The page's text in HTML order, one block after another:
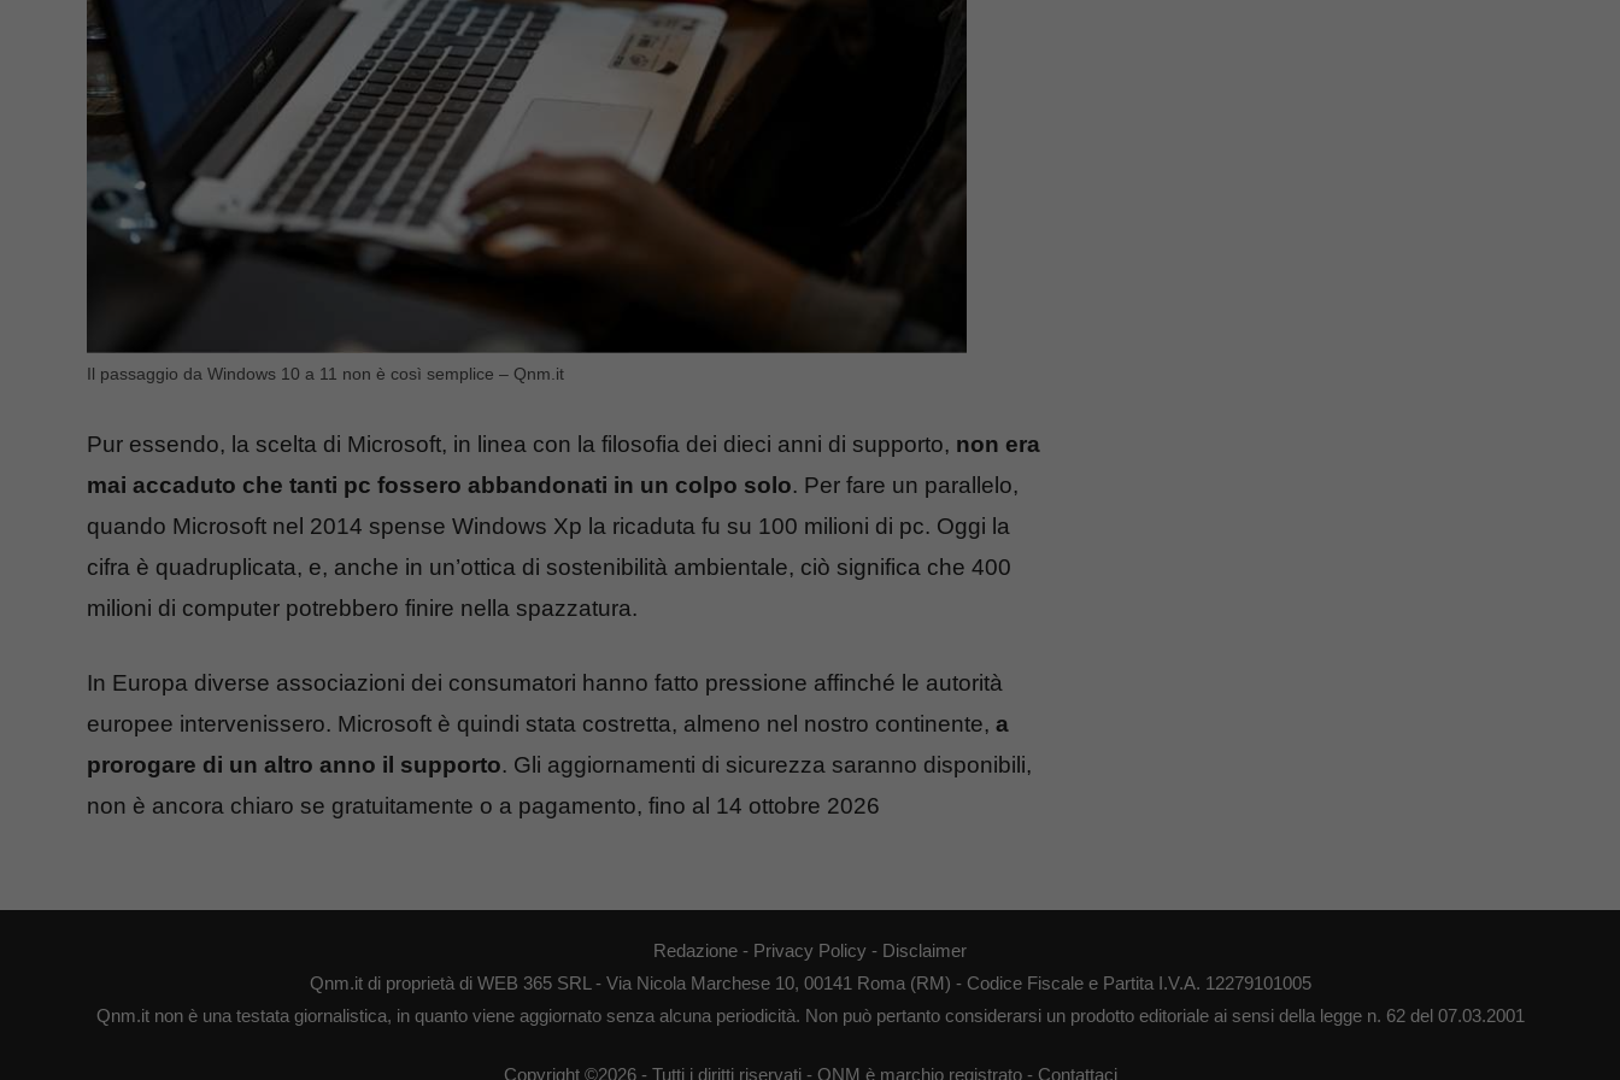
Il passaggio da Windows 10 a 11 non è così semplice – Qnm.it
Pur essendo, la scelta di Microsoft, in linea con la filosofia dei dieci anni di supporto, non era
mai accaduto che tanti pc fossero abbandonati in un colpo solo. Per fare un parallelo,
quando Microsoft nel 2014 spense Windows Xp la ricaduta fu su 100 milioni di pc. Oggi la
cifra è quadruplicata, e, anche in un’ottica di sostenibilità ambientale, ciò significa che 400
milioni di computer potrebbero finire nella spazzatura.
In Europa diverse associazioni dei consumatori hanno fatto pressione affinché le autorità
europee intervenissero. Microsoft è quindi stata costretta, almeno nel nostro continente, a
prorogare di un altro anno il supporto. Gli aggiornamenti di sicurezza saranno disponibili,
non è ancora chiaro se gratuitamente o a pagamento, fino al 14 ottobre 2026
Redazione - Privacy Policy - Disclaimer
Qnm.it di proprietà di WEB 365 SRL - Via Nicola Marchese 10, 00141 Roma (RM) - Codice Fiscale e Partita I.V.A. 12279101005
Qnm.it non è una testata giornalistica, in quanto viene aggiornato senza alcuna periodicità. Non può pertanto considerarsi un prodotto editoriale ai sensi della legge n. 62 del 07.03.2001
Copyright ©2026 - Tutti i diritti riservati - QNM è marchio registrato - Contattaci